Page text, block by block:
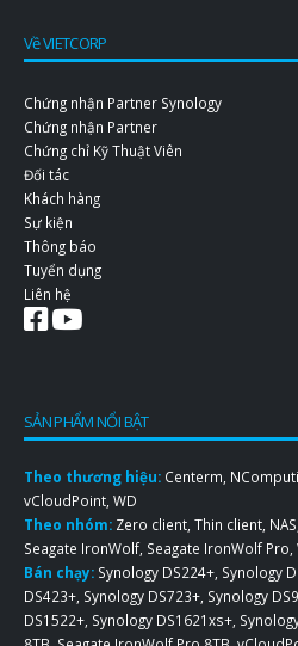
Về VIETCORP
Chứng nhận Partner Synology
Chứng nhận Partner
Chứng chỉ Kỹ Thuật Viên
Đối tác
Khách hàng
Sự kiện
Thông báo
Tuyển dụng
Liên hệ
SẢN PHẨM NỔI BẬT
Theo thương hiệu: Centerm
vCloudPoint WD
Theo nhóm: Zero client Thin client NAS
Seagate IronWolf, Seagate IronWolf Pro
Bán chạy: Synology DS224+ Synology
DS423+ Synology DS723+ Synology
DS1522+ Synology DS1621xs+